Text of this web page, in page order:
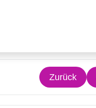
Zurück